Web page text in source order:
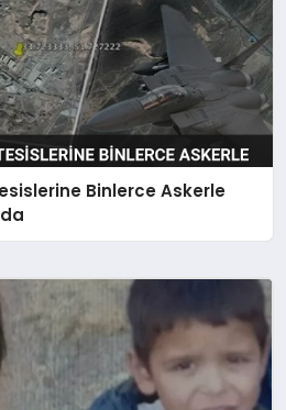
Binlerce Askerle